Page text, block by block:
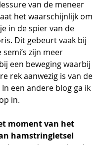
van de meneer
het waarschijnlijk om
in de spier van de
Dit gebeurt vaak bij
zijn meer
een beweging waarbij
rek aanwezig is van de
een andere blog ga ik
in.
moment van het
hamstringletsel